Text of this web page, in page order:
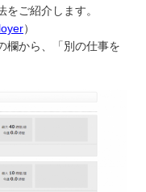
ご紹介します。
）
欄から、「別の仕事を